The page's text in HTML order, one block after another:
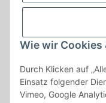
Wie wir Cookies
Durch Klicken auf
Einsatz folgender
Vimeo, Google
Gesetzliche
Informationen
Vertrag widerrufen
* Alle Preise inkl.